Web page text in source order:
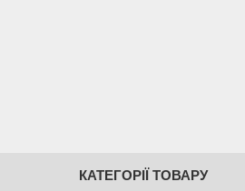
КАТЕГОРІЇ ТОВАРУ